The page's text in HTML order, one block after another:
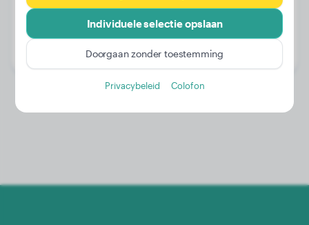
Gewicht:
36 kg
Leeftijd:
2 jaar, 9 maanden
Individuele selectie opslaan
Doorgaan zonder toestemming
Privacybeleid Colofon